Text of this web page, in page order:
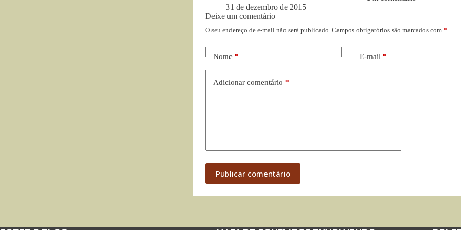
31 de dezembro de 2015
Deixe um comentário
O seu endereço de e-mail não será publicado. Campos obrigatórios são marcados com *
Nome* E-mail*
Adicionar comentário *
Publicar comentário